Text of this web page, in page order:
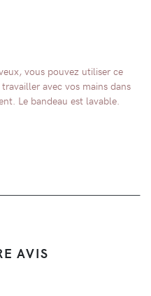
vous pouvez utiliser ce
avec vos mains dans
Le bandeau est lavable.
AVIS